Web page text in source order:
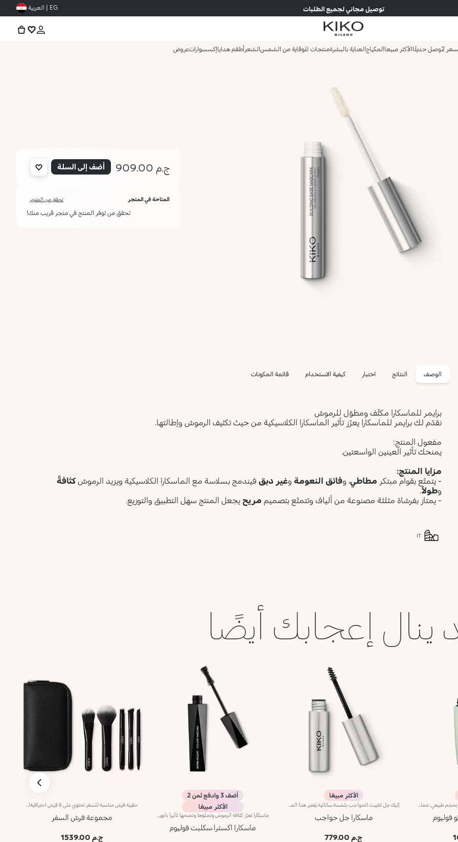
توصيل مجاني لجميع الطلبات EG | العربية
وصل حديثًاالأكثر مبيعاالمكياجالعناية بالبشرةمنتجات للوقاية من الشمسالشعر أطقم هداياإكسسواراتعروض
ج.م 909.00 أضف إلى السلة
المتاحة في المتجر تحقق من المتجر
تحقق من توفر المنتج في متجر قريب منك!
الوصف النتائج اختبار كيفية الاستخدام قائمة المكونات
برايمر للماسكارا مكثّف ومطوّل للرموش
نقدّم لك برايمر للماسكارا يعزّز تأثير الماسكارا الكلاسيكية من حيث تكثيف الرموش وإطالتها.
مفعول المنتج:
يمنحك تأثير العينين الواسعتين.
مزايا المنتج:
- يتمتّع بقوام مبتكر مطاطي، وفائق النعومة وغير دبق فيندمج بسلاسة مع الماسكارا الكلاسيكية ويزيد الرموشكثافةً
وطولاً.
- يمتاز بفرشاة مثلثة مصنوعة من ألياف وتتمتّع بتصميم مريح يجعل المنتج سهل التطبيق والتوزيع.
IT
ينال إعجابك أيضًا
فوليوم
الأكثر مبيعًا
ماسكارا جل حواجب
ج.م 779.00
أضف 3 وادفع ثمن 2
الأكثر مبيعًا
ماسكارا اكسترا سكلبت فوليوم
مجموعة فرش السفر
ج.م 1539.00